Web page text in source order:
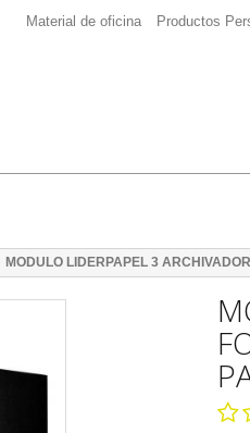
Material de oficina Productos
MODULO LIDERPAPEL 3